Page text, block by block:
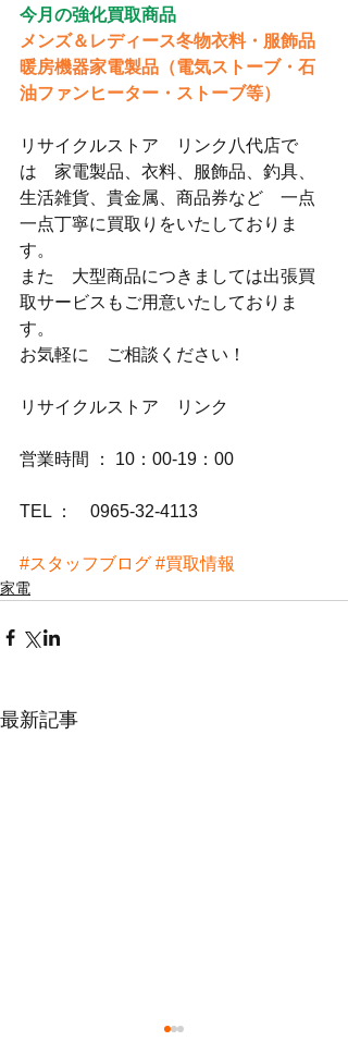
今月の強化買取商品
メンズ＆レディース冬物衣料・服飾品
暖房機器家電製品（電気ストーブ・石
油ファンヒーター・ストーブ等）
リサイクルストア　リンク八代店で
は　家電製品、衣料、服飾品、釣具、
生活雑貨、貴金属、商品券など　一点
一点丁寧に買取りをいたしておりま
す。
また　大型商品につきましては出張買
取サービスもご用意いたしておりま
す。
お気軽に　ご相談ください！
リサイクルストア　リンク
営業時間 ： 10：00-19：00
TEL ：　0965-32-4113
#スタッフブログ #買取情報
家電
最新記事